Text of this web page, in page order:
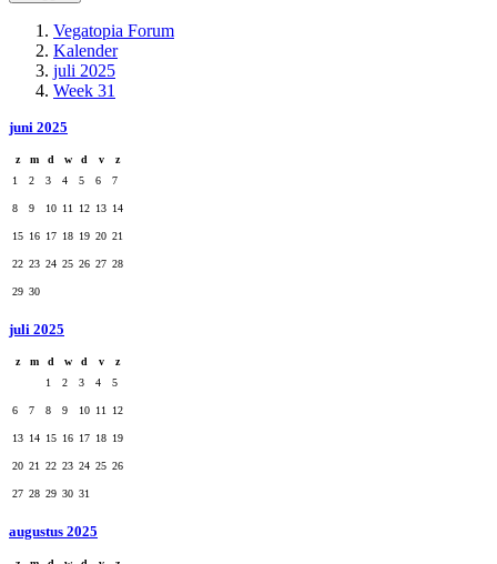
Vegatopia Forum
Kalender
juli 2025
Week 31
juni 2025
z m d w d v
z
1
2 3 4 5 6 7
8 9 10 11 12 13 14
15 16 17 18 19 20 21
22 23 24 25 26 27 28
29 30
juli 2025
z m d w d v
z
1
2 3 4 5
6 7 8 9 10 11 12
13 14 15 16 17 18 19
20 21 22 23 24 25 26
27 28 29 30 31
augustus 2025